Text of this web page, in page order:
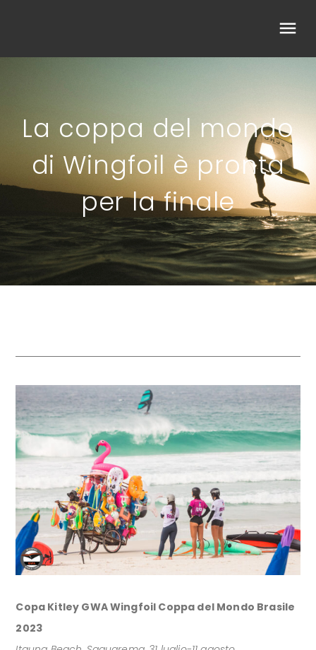
La coppa del mondo
di Wingfoil è pronta
per la finale
Copa Kitley GWA Wingfoil Coppa del Mondo Brasile
2023